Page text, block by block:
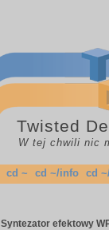
Twisted
W tej chwili nic
cd ~ cd ~/info cd
Syntezator efektowy